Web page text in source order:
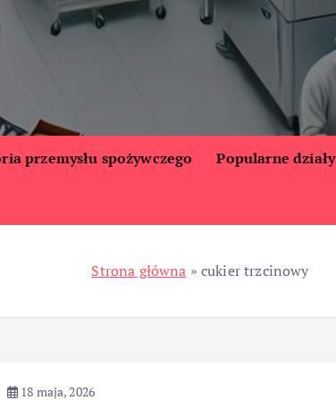
przemysłu spożywczego Popularne działy
Strona główna » cukier trzcinowy
18 maja, 2026